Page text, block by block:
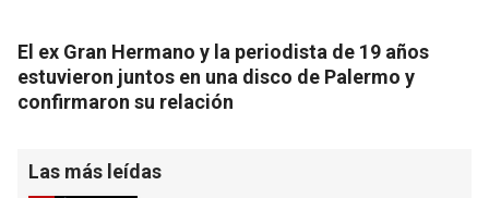
El ex Gran Hermano y la periodista de 19 años
estuvieron juntos en una disco de Palermo y
confirmaron su relación
Las más leídas